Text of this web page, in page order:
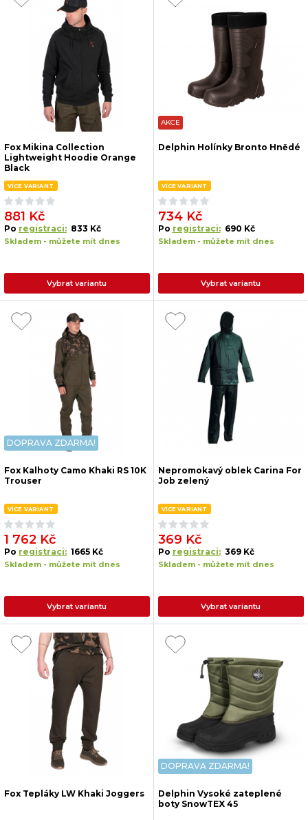
Fox Mikina Collection
Lightweight Hoodie Orange
Black
VÍCE VARIANT
881 Kč
Po registraci: 833 Kč
Skladem - můžete mít dnes
Vybrat variantu
AKCE
Delphin Holínky Bronto Hnědé
VÍCE VARIANT
734 Kč
Po registraci: 690 Kč
Skladem - můžete mít dnes
Vybrat variantu
DOPRAVA ZDARMA!
Fox Kalhoty Camo Khaki RS 10K
Trouser
VÍCE VARIANT
1 762 Kč
Po registraci: 1665 Kč
Skladem - můžete mít dnes
Vybrat variantu
Nepromokavý oblek Carina For
Job zelený
VÍCE VARIANT
369 Kč
Po registraci: 369 Kč
Skladem - můžete mít dnes
Vybrat variantu
Fox Tepláky LW Khaki Joggers
DOPRAVA ZDARMA!
Delphin Vysoké zateplené
boty SnowTEX 45